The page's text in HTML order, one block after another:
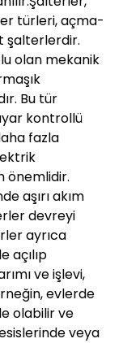
türleri, açma-
şalterlerdir.
olan mekanik
Bu tür
kontrollü
fazla
önemlidir.
aşırı akım
devreyi
ayrıca
açılıp
ve işlevi,
evlerde
olabilir ve
veya